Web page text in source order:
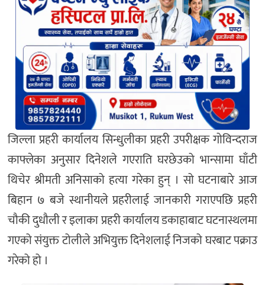
जिल्ला प्रहरी कार्यालय सिन्धुलीका प्रहरी उपरीक्षक गोविन्दराज
काफ्लेका अनुसार दिनेशले गएराति घरछेउको भान्सामा घाँटी
थिचेर श्रीमती अनिसाको हत्या गरेका हुन् । सो घटनाबारे आज
बिहान ७ बजे स्थानीयले प्रहरीलाई जानकारी गराएपछि प्रहरी
चौकी दुधौली र इलाका प्रहरी कार्यालय डकाहाबाट घटनास्थलमा
गएको संयुक्त टोलीले अभियुक्त दिनेशलाई निजको घरबाट पक्राउ
गरेको हो ।